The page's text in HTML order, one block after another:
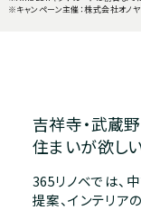
※キャンペーン主催：株式会社オ
吉祥寺・武蔵
住まいが欲しい
365リノベでは、
提案、インテリア